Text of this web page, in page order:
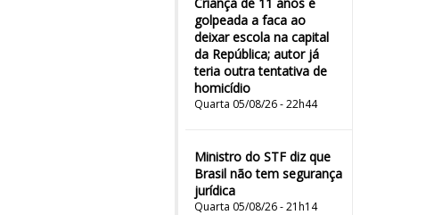
golpeada a faca ao
deixar escola na capital
da República; autor já
teria outra tentativa de
homicídio
Quarta 05/08/26 - 22h44
Ministro do STF diz que
Brasil não tem segurança
jurídica
Quarta 05/08/26 - 21h14